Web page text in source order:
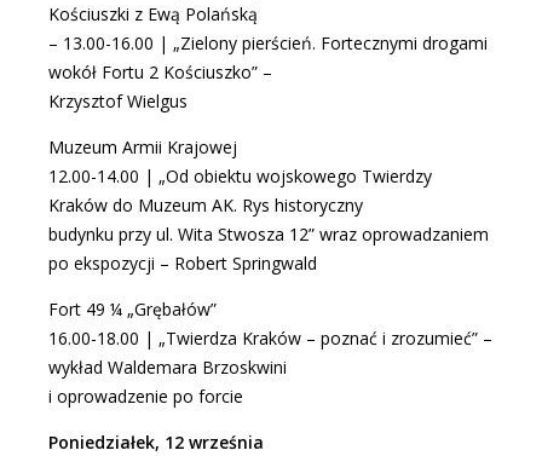
Kościuszki z Ewą Polańską
– 13.00-16.00 | „Zielony pierścień. Fortecznymi drogami
wokół Fortu 2 Kościuszko” –
Krzysztof Wielgus
Muzeum Armii Krajowej
12.00-14.00 | „Od obiektu wojskowego Twierdzy
Kraków do Muzeum AK. Rys historyczny
budynku przy ul. Wita Stwosza 12” wraz oprowadzaniem
po ekspozycji – Robert Springwald
Fort 49 ¼ „Grębałów”
16.00-18.00 | „Twierdza Kraków – poznać i zrozumieć” –
wykład Waldemara Brzoskwini
i oprowadzenie po forcie
Poniedziałek, 12 września